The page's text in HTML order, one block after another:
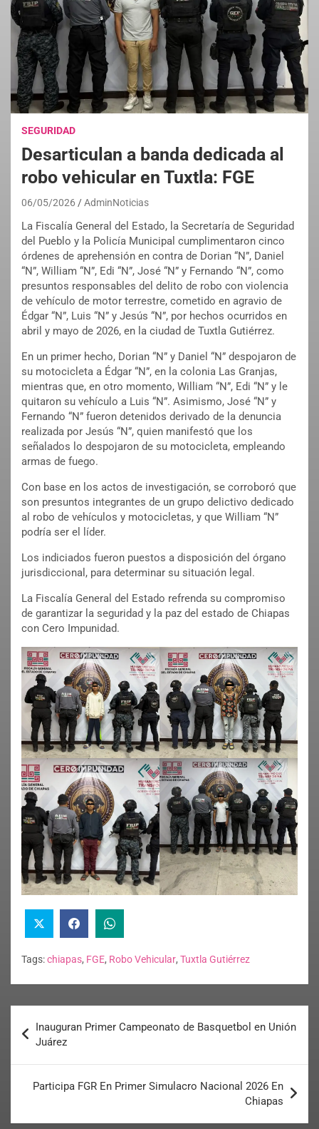
SEGURIDAD
Desarticulan a banda dedicada al
robo vehicular en Tuxtla: FGE
06/05/2026 AdminNoticias
La Fiscalía General del Estado, la Secretaría de Seguridad
del Pueblo y la Policía Municipal cumplimentaron cinco
órdenes de aprehensión en contra de Dorian “N”, Daniel
“N”, William “N”, Edi “N”, José “N” y Fernando “N”, como
presuntos responsables del delito de robo con violencia
de vehículo de motor terrestre, cometido en agravio de
Édgar “N”, Luis “N” y Jesús “N”, por hechos ocurridos en
abril y mayo de 2026, en la ciudad de Tuxtla Gutiérrez.
En un primer hecho, Dorian “N” y Daniel “N” despojaron de
su motocicleta a Édgar “N”, en la colonia Las Granjas,
mientras que, en otro momento, William “N”, Edi “N” y le
quitaron su vehículo a Luis “N”. Asimismo, José “N” y
Fernando “N” fueron detenidos derivado de la denuncia
realizada por Jesús “N”, quien manifestó que los
señalados lo despojaron de su motocicleta, empleando
armas de fuego.
Con base en los actos de investigación, se corroboró que
son presuntos integrantes de un grupo delictivo dedicado
al robo de vehículos y motocicletas, y que William “N”
podría ser el líder.
Los indiciados fueron puestos a disposición del órgano
jurisdiccional, para determinar su situación legal.
La Fiscalía General del Estado refrenda su compromiso
de garantizar la seguridad y la paz del estado de Chiapas
con Cero Impunidad.
Tags:chiapas, FGE, Robo Vehicular, Tuxtla Gutiérrez
Inauguran Primer Campeonato de Basquetbol en Unión
Juárez
Participa FGR En Primer Simulacro Nacional 2026 En
Chiapas